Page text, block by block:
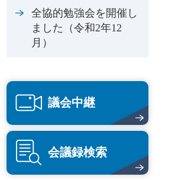
全協的勉強会を開催し
ました（令和2年12
月）
議会中継
会議録検索